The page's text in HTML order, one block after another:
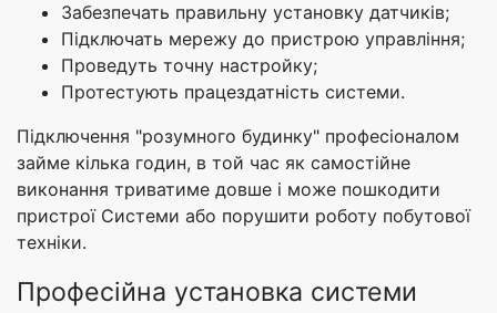
Забезпечать правильну установку датчиків;
Підключать мережу до пристрою управління;
Проведуть точну настройку;
Протестують працездатність системи.
Підключення "розумного будинку" професіоналом
займе кілька годин, в той час як самостійне
виконання триватиме довше і може пошкодити
пристрої Системи або порушити роботу побутової
техніки.
Професійна установка системи